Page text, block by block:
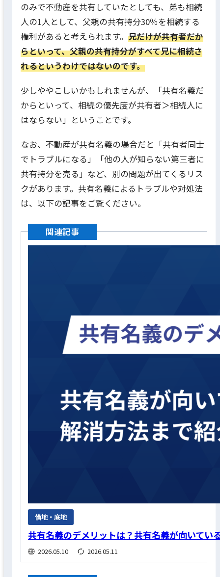
のみで不動産を共有していたとしても、弟も相続
人の1人として、父親の共有持分30％を相続する
権利があると考えられます。 兄だけが共有者だか
らといって、父親の共有持分がすべて兄に相続さ
れるというわけではないのです。
少しややこしいかもしれませんが、「共有名義だ
からといって、相続の優先度が共有者＞相続人に
はならない」ということです。
なお、不動産が共有名義の場合だと「共有者同士
でトラブルになる」「他の人が知らない第三者に
共有持分を売る」など、別の問題が出てくるリス
クがあります。共有名義によるトラブルや対処法
は、以下の記事をご覧ください。
関連記事
借地・底地
共有名義のデメリットは？共有名義が向いてい
2026.05.10 2026.05.11